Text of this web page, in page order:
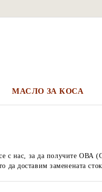
МАСЛО ЗА КОСА
с нас, за да получите ОВА
доставим заменената